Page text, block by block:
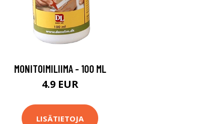
MONITOIMILIIMA - 100 ML
4.9 EUR
LISÄTIETOJA